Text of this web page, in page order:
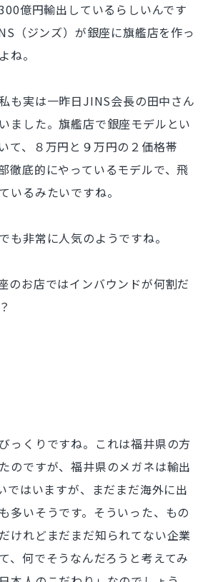
億円輸出しているらしいんです
（ジンズ）が銀座に旗艦店を作っ
ね。
も実は一昨日JINS会長の田中さん
ました。旗艦店で銀座モデルとい
て、８万円と９万円の２価格帯
徹底的にやっているモデルで、飛
いるみたいですね。
も非常に人気のようですね。
のお店ではインバウンドが何割だ
っくりですね。これは福井県の方
のですが、福井県のメガネは輸出
ではいますが、まだまだ海外に出
多いそうです。そういった、もの
けれどまだまだ知られてない企業
、何でそうなんだろうと考えてみ